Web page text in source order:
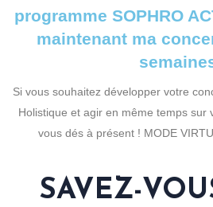
programme SOPHRO
maintenant ma
Si vous souhaitez développer votre
Holistique et agir en même temps sur
vous dés à présent ! MODE
SAVEZ-